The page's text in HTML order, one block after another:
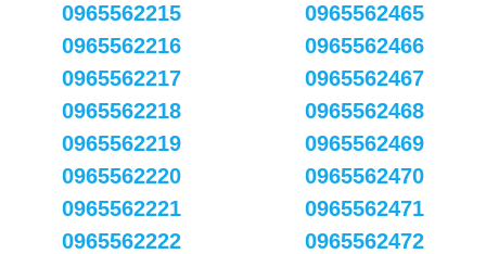
0965562215
0965562216
0965562217
0965562218
0965562219
0965562220
0965562221
0965562222
0965562465
0965562466
0965562467
0965562468
0965562469
0965562470
0965562471
0965562472